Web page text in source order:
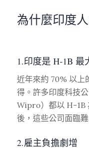
為什麼印度
1.印度是 H-1B 最
近年來約 70% 以上
得。許多印度科技
Wipro）都以 H-1B
後，這些公司面臨
2.雇主負擔劇增